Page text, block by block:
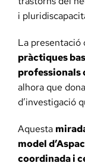
i
La presentació
pràctiques
professionals
alhora que
d’investigació
Aquesta
model
coordinada i